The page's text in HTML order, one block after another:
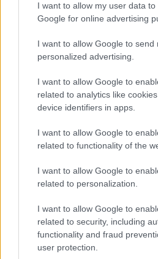
I want to allow my user data
Google for online advertising
I want to allow Google to send
personalized advertising.
I want to allow Google to
related to analytics like
device identifiers in apps.
I want to allow Google to
related to functionality of the
I want to allow Google to
related to personalization.
I want to allow Google to
related to security, including
functionality and fraud
user protection.
Smartband o smartwatch:
tracker giusto